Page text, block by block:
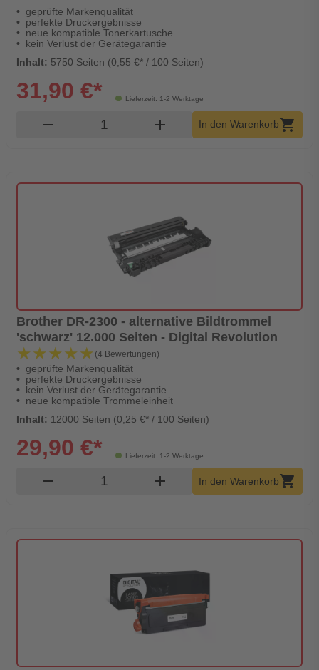
geprüfte Markenqualität
perfekte Druckergebnisse
neue kompatible Tonerkartusche
kein Verlust der Gerätegarantie
Inhalt: 5750 Seiten (0,55 €* / 100 Seiten)
Lieferzeit: 1-2 Werktage
31,90 €*
remove Produkt Warenkorb Menge
add In den Warenkorbshopping_cart
Brother DR-2300 - alternative Bildtrommel
'schwarz' 12.000 Seiten - Digital Revolution
★★★★★
★★★★★ (4 Bewertungen)
geprüfte Markenqualität
perfekte Druckergebnisse
kein Verlust der Gerätegarantie
neue kompatible Trommeleinheit
Inhalt: 12000 Seiten (0,25 €* / 100 Seiten)
Lieferzeit: 1-2 Werktage
29,90 €*
remove Produkt Warenkorb Menge
add In den Warenkorbshopping_cart